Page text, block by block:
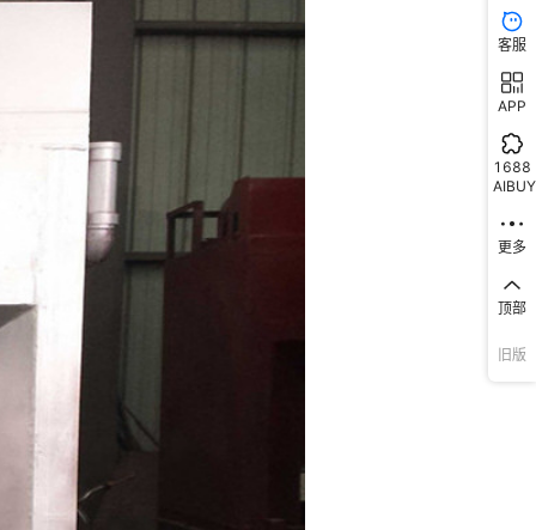
客服
APP
1688
AIBUY
更多
顶部
旧版